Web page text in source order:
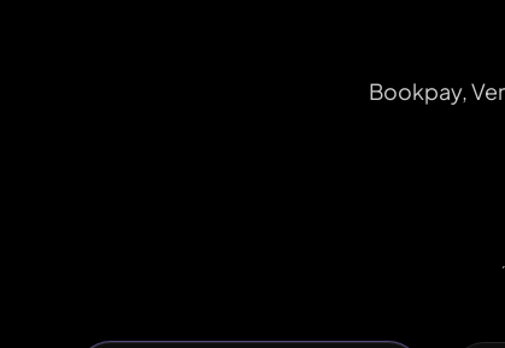
Bookpay,